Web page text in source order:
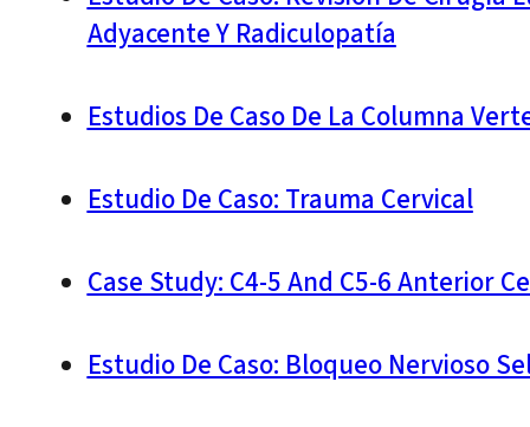
Adyacente Y Radiculopatía
Estudios De Caso De La Columna
Estudio De Caso: Trauma Cervical
Case Study: C4-5 And C5-6 Anterior
Estudio De Caso: Bloqueo Nervioso